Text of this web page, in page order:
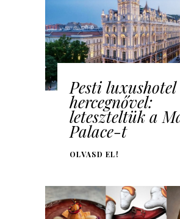
Pesti luxushotel
hercegnővel:
leteszteltük a
Palace-t
OLVASD EL!